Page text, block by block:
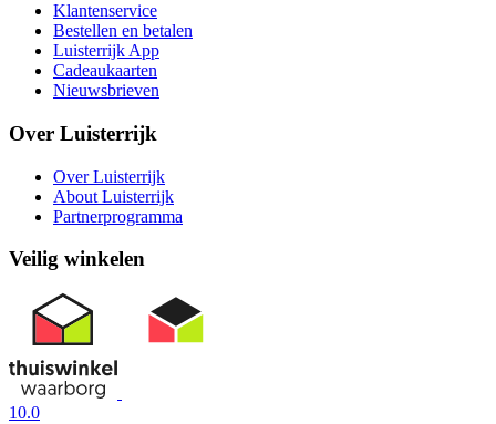
Klantenservice
Bestellen en betalen
Luisterrijk App
Cadeaukaarten
Nieuwsbrieven
Over Luisterrijk
Over Luisterrijk
About Luisterrijk
Partnerprogramma
Veilig winkelen
10.0